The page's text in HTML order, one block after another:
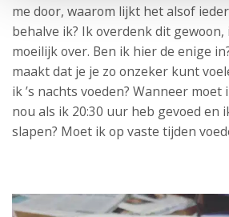
me door, waarom lijkt het alsof
behalve ik? Ik overdenk dit
moeilijk over. Ben ik hier de enige
maakt dat je je zo onzeker kunt
ik ’s nachts voeden? Wanneer
nou als ik 20:30 uur heb gevoed en
slapen? Moet ik op vaste tijden